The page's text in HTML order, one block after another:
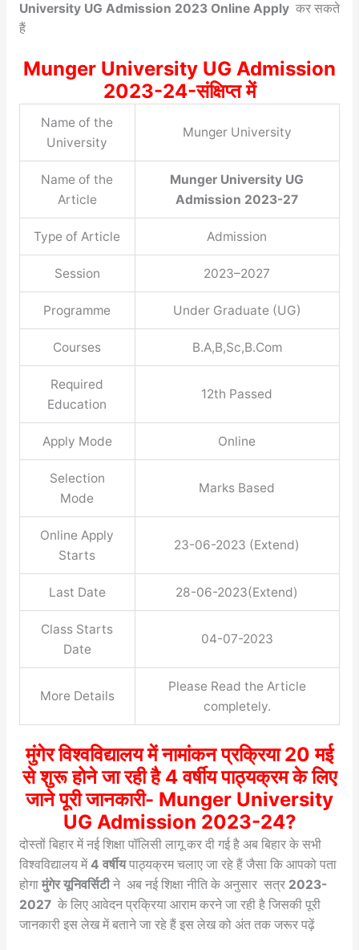
University UG Admission 2023 Online Apply कर सकते
हैं
Munger University UG Admission
2023-24-संक्षिप्त में
Name of the
University
Munger University
Name of the
Article
Munger University UG
Admission 2023-27
Type of Article Admission
Session 2023–2027
Programme Under Graduate (UG)
Courses B.A,B,Sc,B.Com
Required
Education
12th Passed
Apply Mode Online
Selection
Mode
Marks Based
Online Apply
Starts
23-06-2023 (Extend)
Last Date 28-06-2023(Extend)
Class Starts
Date
04-07-2023
More Details
Please Read the Article
completely.
मुंगेर विश्वविद्यालय में नामांकन प्रक्रिया 20 मई
से शुरू होने जा रही है 4 वर्षीय पाठ्यक्रम के लिए
जाने पूरी जानकारी- Munger University
UG Admission 2023-24?
दोस्तों बिहार में नई शिक्षा पॉलिसी लागू कर दी गई है अब बिहार के सभी
विश्वविद्यालय में4 वर्षीयपाठ्यक्रम चलाए जा रहे हैं जैसा कि आपको पता
होगा मुंगेर यूनिवर्सिटीने अब नई शिक्षा नीति के अनुसार सत्र 2023-
2027के लिए आवेदन प्रक्रिया आराम करने जा रही है जिसकी पूरी
जानकारी इस लेख में बताने जा रहे हैं इस लेख को अंत तक जरूर पढ़ें